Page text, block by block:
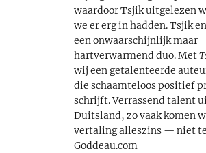
waardoor Tsjik uitgelezen
we er erg in hadden. Tsjik
een onwaarschijnlijk maar
hartverwarmend duo. Met
wij een getalenteerde
die schaamteloos positief
schrijft. Verrassend talent
Duitsland, zo vaak komen
vertaling alleszins — niet
Goddeau.com